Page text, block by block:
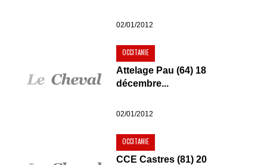
02/01/2012
OCCITANIE
Attelage Pau (64) 18
décembre...
02/01/2012
OCCITANIE
CCE Castres (81) 20